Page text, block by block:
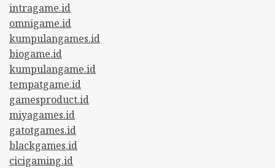
intragame.id
omnigame.id
kumpulangames.id
biogame.id
kumpulangame.id
tempatgame.id
gamesproduct.id
miyagames.id
gatotgames.id
blackgames.id
cicigaming.id